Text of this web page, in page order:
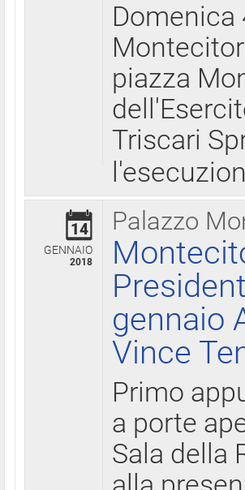
piazza
Triscari
Palazzo
14
GENNAIO
2018
gennaio
Vince
Primo
a porte
Sala della